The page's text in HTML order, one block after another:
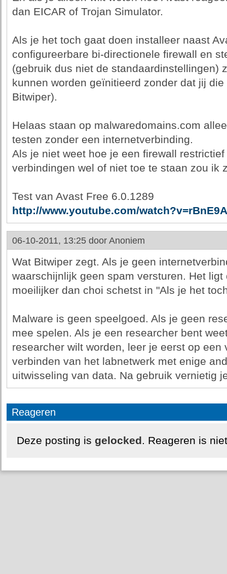
dan EICAR of Trojan Simulator.
Als je het toch gaat doen installeer naast
configureerbare bi-directionele firewall en
(gebruik dus niet de standaardinstellingen)
kunnen worden geïnitieerd zonder dat jij
Bitwiper).
Helaas staan op malwaredomains.com
testen zonder een internetverbinding.
Als je niet weet hoe je een firewall
verbindingen wel of niet toe te staan zou ik
Test van Avast Free 6.0.1289
http://www.youtube.com/
06-10-2011, 13:25 door Anoniem
Wat Bitwiper zegt. Als je geen
waarschijnlijk geen spam versturen. Het
moeilijker dan choi schetst in "Als je het
Malware is geen speelgoed. Als je geen
mee spelen. Als je een researcher bent
researcher wilt worden, leer je eerst op een
verbinden van het labnetwerk met enige
uitwisseling van data. Na gebruik vernietig
Reageren
Deze posting is gelocked. Reageren is